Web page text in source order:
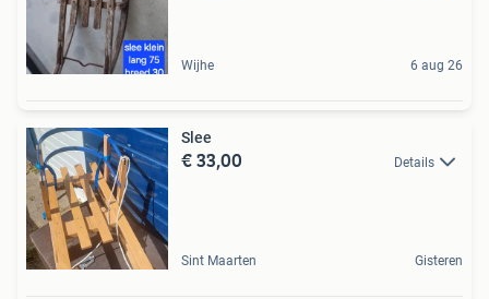
Wijhe 6 aug 26
Slee
€ 33,00 Details
Sint Maarten Gisteren